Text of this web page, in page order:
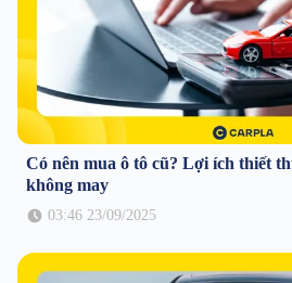
Có nên mua ô tô cũ? Lợi ích thiết
không may
03:46 23/09/2025